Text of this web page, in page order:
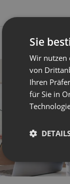
Sie
Wir nutzen
von
Ihren
für Sie in